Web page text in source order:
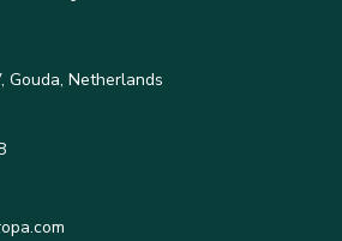
Gouda, Netherlands